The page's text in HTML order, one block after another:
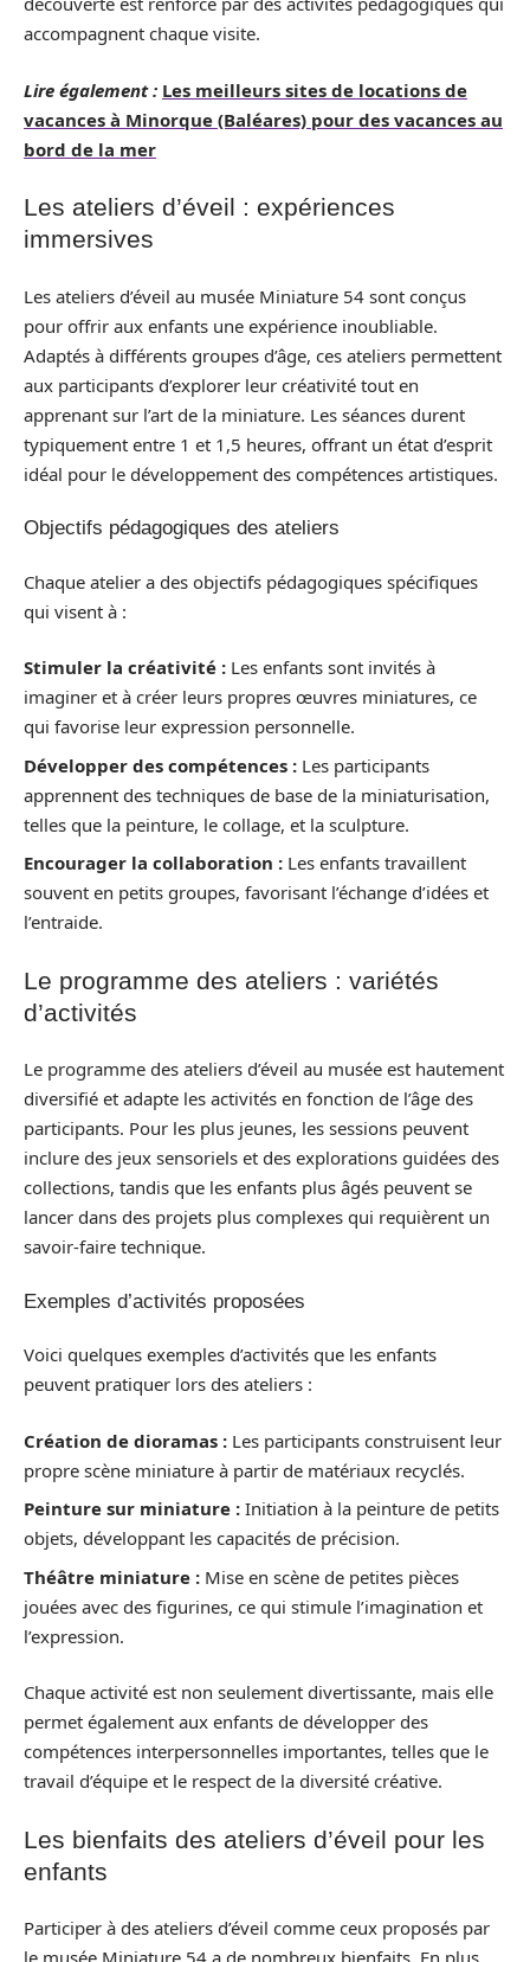
accompagnent chaque visite.
Lire également : Les meilleurs sites de locations de
vacances à Minorque (Baléares) pour des vacances au
bord de la mer
Les ateliers d’éveil : expériences
immersives
Les ateliers d’éveil au musée Miniature 54 sont conçus
pour offrir aux enfants une expérience inoubliable.
Adaptés à différents groupes d’âge, ces ateliers permettent
aux participants d’explorer leur créativité tout en
apprenant sur l’art de la miniature. Les séances durent
typiquement entre 1 et 1,5 heures, offrant un état d’esprit
idéal pour le développement des compétences artistiques.
Objectifs pédagogiques des ateliers
Chaque atelier a des objectifs pédagogiques spécifiques
qui visent à :
Stimuler la créativité : Les enfants sont invités à
imaginer et à créer leurs propres œuvres miniatures, ce
qui favorise leur expression personnelle.
Développer des compétences : Les participants
apprennent des techniques de base de la miniaturisation,
telles que la peinture, le collage, et la sculpture.
Encourager la collaboration : Les enfants travaillent
souvent en petits groupes, favorisant l’échange d’idées et
l’entraide.
Le programme des ateliers : variétés
d’activités
Le programme des ateliers d’éveil au musée est hautement
diversifié et adapte les activités en fonction de l’âge des
participants. Pour les plus jeunes, les sessions peuvent
inclure des jeux sensoriels et des explorations guidées des
collections, tandis que les enfants plus âgés peuvent se
lancer dans des projets plus complexes qui requièrent un
savoir-faire technique.
Exemples d’activités proposées
Voici quelques exemples d’activités que les enfants
peuvent pratiquer lors des ateliers :
Création de dioramas : Les participants construisent leur
propre scène miniature à partir de matériaux recyclés.
Peinture sur miniature : Initiation à la peinture de petits
objets, développant les capacités de précision.
Théâtre miniature : Mise en scène de petites pièces
jouées avec des figurines, ce qui stimule l’imagination et
l’expression.
Chaque activité est non seulement divertissante, mais elle
permet également aux enfants de développer des
compétences interpersonnelles importantes, telles que le
travail d’équipe et le respect de la diversité créative.
Les bienfaits des ateliers d’éveil pour les
enfants
Participer à des ateliers d’éveil comme ceux proposés par
le musée Miniature 54 a de nombreux bienfaits. En plus